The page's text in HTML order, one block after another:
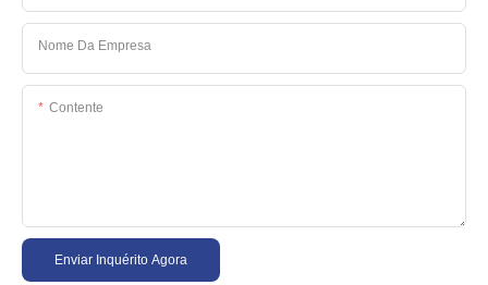
Nome Da Empresa
Contente
Enviar Inquérito Agora